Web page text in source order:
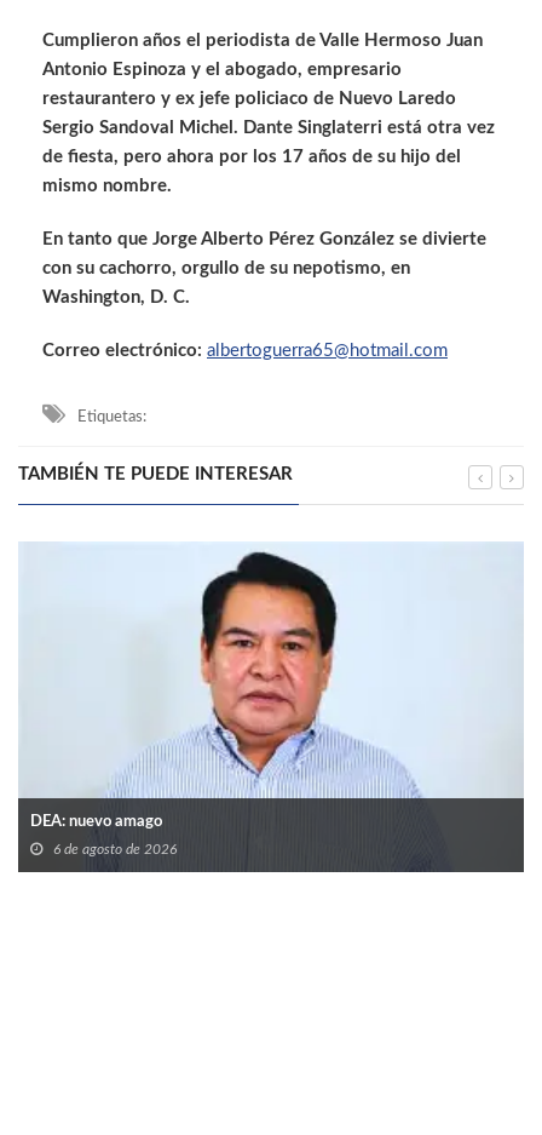
Cumplieron años el periodista de Valle Hermoso Juan
Antonio Espinoza y el abogado, empresario
restaurantero y ex jefe policiaco de Nuevo Laredo
Sergio Sandoval Michel. Dante Singlaterri está otra vez
de fiesta, pero ahora por los 17 años de su hijo del
mismo nombre.
En tanto que Jorge Alberto Pérez González se divierte
con su cachorro, orgullo de su nepotismo, en
Washington, D. C.
Correo electrónico: albertoguerra65@hotmail.com
Etiquetas:
TAMBIÉN TE PUEDE INTERESAR
DEA: nuevo amago
6 de agosto de 2026